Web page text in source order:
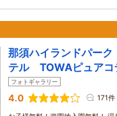
那須ハイランドパー
テル TOWAピュアコ
フォトギャラリー
4.0 171件